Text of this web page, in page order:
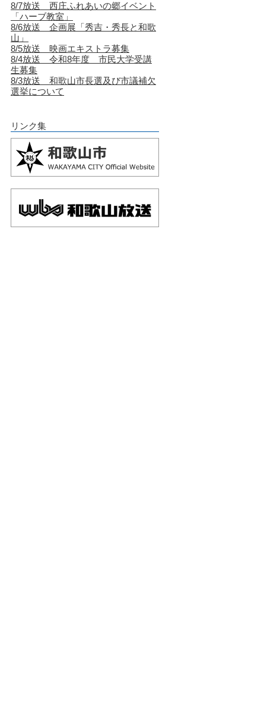
8/7放送 西庄ふれあいの郷イベント
「ハーブ教室」
8/6放送 企画展「秀吉・秀長と和歌
山」
8/5放送 映画エキストラ募集
8/4放送 令和8年度 市民大学受講
生募集
8/3放送 和歌山市長選及び市議補欠
選挙について
リンク集